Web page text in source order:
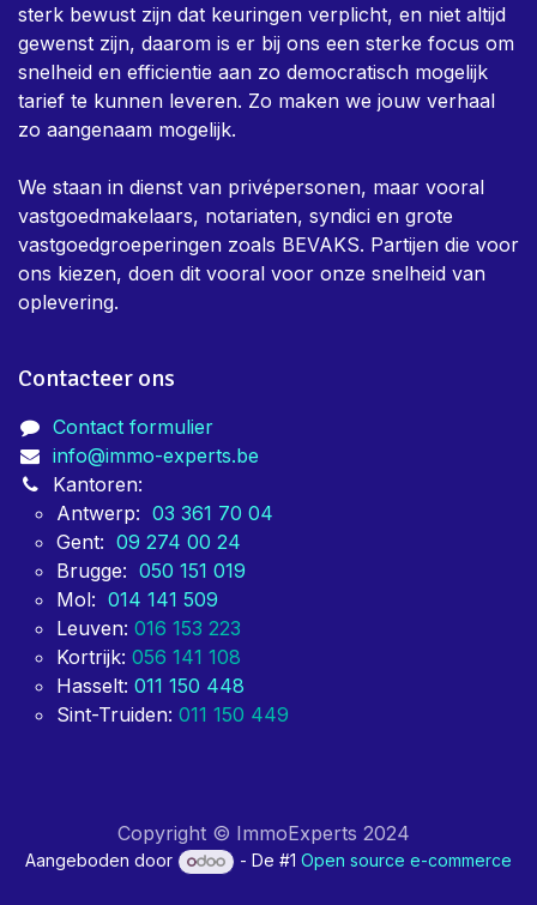
sterk bewust zijn dat keuringen verplicht, en niet altijd
gewenst zijn, daarom is er bij ons een sterke focus om
snelheid en efficientie aan zo democratisch mogelijk
tarief te kunnen leveren. Zo maken we jouw verhaal
zo aangenaam mogelijk.
We staan in dienst van privépersonen, maar vooral
vastgoedmakelaars, notariaten, syndici en grote
vastgoedgroeperingen zoals BEVAKS. Partijen die voor
ons kiezen, doen dit vooral voor onze snelheid van
oplevering.
Contacteer ons
Contact formulier
info@immo-experts.be
Kantoren:
Antwerp: 03 361 70 04
Gent: 09 274 00 24
Brugge: 050 151 019
Mol: 014 141 509
Leuven: 016 153 223
Kortrijk: 056 141 108
Hasselt: 011 150 448
Sint-Truiden: 011 150 449
Copyright © ImmoExperts 2024
Aangeboden door - De #1Open source e-commerce